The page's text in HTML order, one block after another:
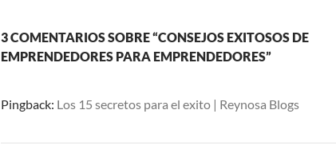
3 COMENTARIOS SOBRE “CONSEJOS EXITOSOS DE
EMPRENDEDORES PARA EMPRENDEDORES”
Pingback: Los 15 secretos para el exito | Reynosa Blogs